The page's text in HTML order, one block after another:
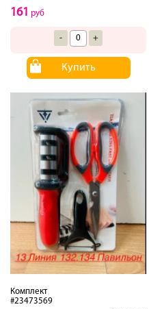
161 руб
- +
Купить
Комплект
#23473569